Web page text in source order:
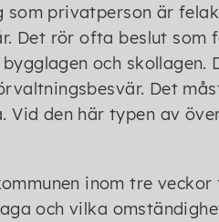
privatperson är
Det rör ofta beslut som
och skollagen.
Det
den här typen av
inom tre veckor
och vilka